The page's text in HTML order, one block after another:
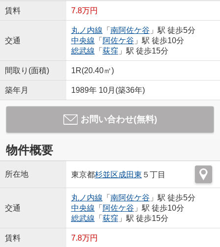
賃料 7.8万円
交通
丸ノ内線 「 南阿佐ケ谷 」駅 徒歩5分
中央線 「 阿佐ケ谷 」駅 徒歩10分
総武線 「 荻窪 」駅 徒歩15分
間取り(面積) 1R(20.40㎡)
築年月 1989年 10月(築36年)
お問い合わせ(無料)
物件概要
所在地 東京都杉並区成田東 ５丁目
交通
丸ノ内線 「 南阿佐ケ谷 」駅 徒歩5分
中央線 「 阿佐ケ谷 」駅 徒歩10分
総武線 「 荻窪 」駅 徒歩15分
賃料 7.8万円